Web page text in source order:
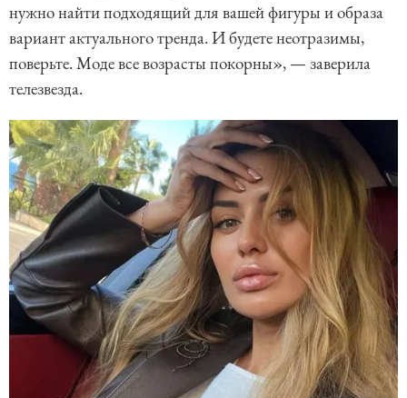
нужно найти подходящий для вашей фигуры и образа
вариант актуального тренда. И будете неотразимы,
поверьте. Моде все возрасты покорны», — заверила
телезвезда.